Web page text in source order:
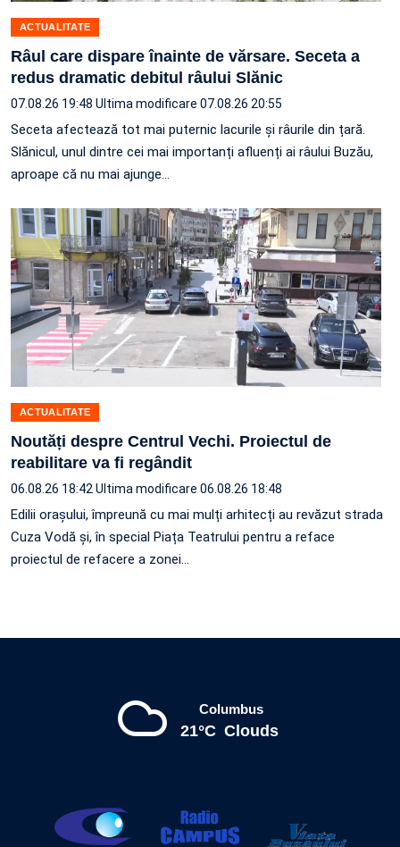
ACTUALITATE
Râul care dispare înainte de vărsare. Seceta a
redus dramatic debitul râului Slănic
07.08.26 19:48 Ultima modificare 07.08.26 20:55
Seceta afectează tot mai puternic lacurile și râurile din țară.
Slănicul, unul dintre cei mai importanți afluenți ai râului Buzău,
aproape că nu mai ajunge…
ACTUALITATE
Noutăți despre Centrul Vechi. Proiectul de
reabilitare va fi regândit
06.08.26 18:42Ultima modificare 06.08.26 18:48
Edilii orașului, împreună cu mai mulți arhitecți au revăzut strada
Cuza Vodă și, în special Piața Teatrului pentru a reface
proiectul de refacere a zonei…
Columbus
21°C Clouds